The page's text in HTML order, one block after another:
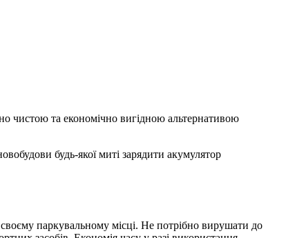
чистою та економічно вигідною альтернативою
будь-якої миті зарядити акумулятор
паркувальному місці. Не потрібно вирушати до